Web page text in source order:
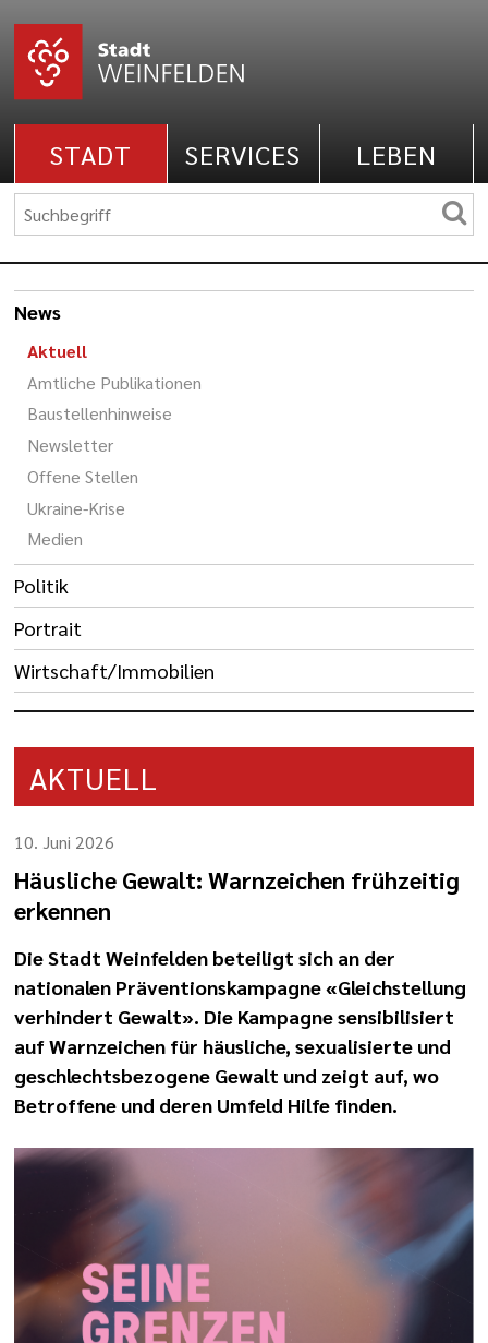
STADT SERVICES LEBEN
News
Aktuell
Amtliche Publikationen
Baustellenhinweise
Newsletter
Offene Stellen
Ukraine-Krise
Medien
Politik
Portrait
Wirtschaft/Immobilien
AKTUELL
Häusliche Gewalt: Warnzeichen frühzeitig
erkennen
10. Juni 2026
Die Stadt Weinfelden beteiligt sich an der
nationalen Präventionskampagne «Gleichstellung
verhindert Gewalt». Die Kampagne sensibilisiert
auf Warnzeichen für häusliche, sexualisierte und
geschlechtsbezogene Gewalt und zeigt auf, wo
Betroffene und deren Umfeld Hilfe finden.